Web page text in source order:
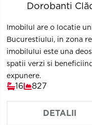
Dorobanti
Imobilul are o locatie
Bucurestiului, in zona
imobilului este una
spatii verzi si
expunere.
16 827
DETALII